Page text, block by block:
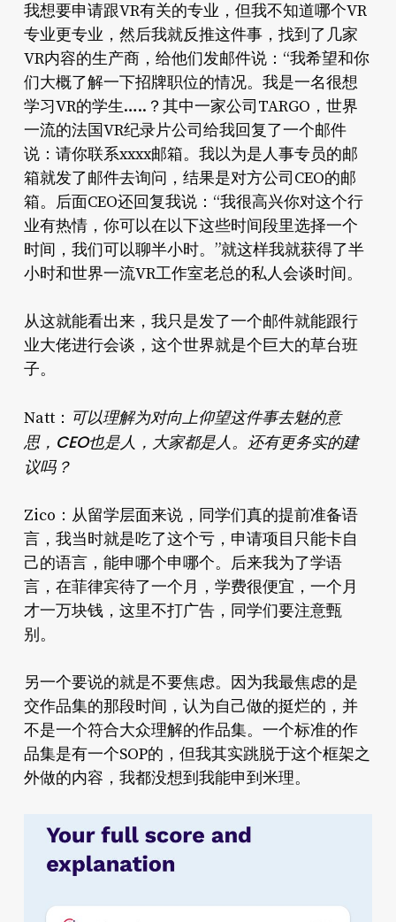
我想要申请跟VR有关的专业，但我不知道哪个VR
专业更专业，然后我就反推这件事，找到了几家
VR内容的生产商，给他们发邮件说：“我希望和你
们大概了解一下招牌职位的情况。我是一名很想
学习VR的学生…..？其中一家公司TARGO，世界
一流的法国VR纪录片公司给我回复了一个邮件
说：请你联系xxxx邮箱。我以为是人事专员的邮
箱就发了邮件去询问，结果是对方公司CEO的邮
箱。后面CEO还回复我说：“我很高兴你对这个行
业有热情，你可以在以下这些时间段里选择一个
时间，我们可以聊半小时。”就这样我就获得了半
小时和世界一流VR工作室老总的私人会谈时间。
从这就能看出来，我只是发了一个邮件就能跟行
业大佬进行会谈，这个世界就是个巨大的草台班
子。
Natt： 可以理解为对向上仰望这件事去魅的意
思，CEO也是人，大家都是人。还有更务实的建
议吗？
Zico：从留学层面来说，同学们真的提前准备语
言，我当时就是吃了这个亏，申请项目只能卡自
己的语言，能申哪个申哪个。后来我为了学语
言，在菲律宾待了一个月，学费很便宜，一个月
才一万块钱，这里不打广告，同学们要注意甄
别。
另一个要说的就是不要焦虑。因为我最焦虑的是
交作品集的那段时间，认为自己做的挺烂的，并
不是一个符合大众理解的作品集。一个标准的作
品集是有一个SOP的，但我其实跳脱于这个框架之
外做的内容，我都没想到我能申到米理。